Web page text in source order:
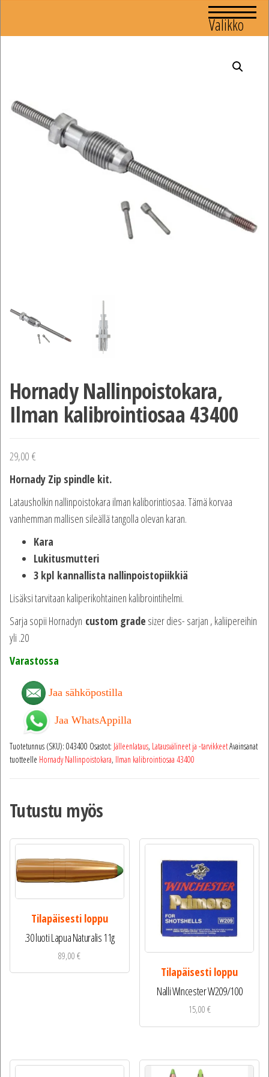
Valikko
Hornady Nallinpoistokara,
Ilman kalibrointiosaa 43400
29,00 €
Hornady Zip spindle kit.
Latausholkin nallinpoistokara ilman kaliborintiosaa. Tämä korvaa
vanhemman mallisen sileällä tangolla olevan karan.
Kara
Lukitusmutteri
3 kpl kannallista nallinpoistopiikkiä
Lisäksi tarvitaan kaliperikohtainen kalibrointihelmi.
Sarja sopii Hornadyn custom grade sizer dies- sarjan , kaliipereihin
yli .20
Varastossa
Jaa sähköpostilla
Jaa WhatsAppilla
Tuotetunnus (SKU): 043400 Osastot: Jälleenlataus, Latausvälineet ja -tarvikkeetAvainsanat
tuotteelle Hornady Nallinpoistokara, Ilman kalibrointiosaa 43400
Tutustu myös
Tilapäisesti loppu
.30 luoti Lapua Naturalis 11g
89,00€
Tilapäisesti loppu
Nalli Wincester W209/100
15,00€